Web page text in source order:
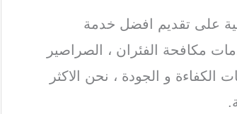
على تقديم افضل خدمة
مكافحة الفئران ، الصراصير
و الجودة ، نحن الاكثر